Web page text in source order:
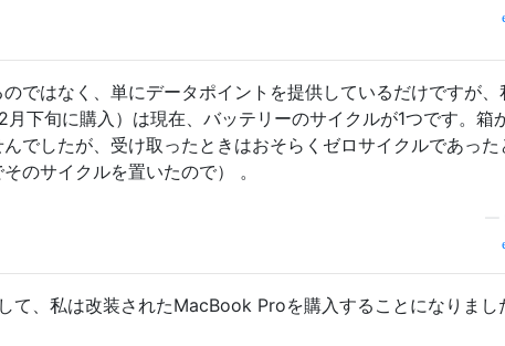
ではなく、単にデータポイントを提供しているだけですが、
下旬に購入）は現在、バッテリーのサイクルが1つです。箱
でしたが、受け取ったときはおそらくゼロサイクルであった
のサイクルを置いたので） 。
て、私は改装されたMacBook Proを購入することになりまし